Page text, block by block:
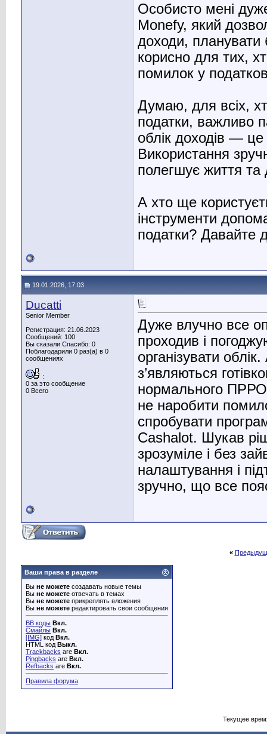
Особисто мені
Monefy, який
доходи, планувати
корисно для тих,
помилок у
Думаю, для всіх,
податки, важливо
облік доходів — це
Використання
полегшує життя та
А хто ще
інструменти
податки? Давайте
19.01.2026, 17:03
Ducatti
Senior Member
Регистрация: 21.06.2023
Сообщений: 100
Вы сказали Спасибо: 0
Поблагодарили 0 раз(а) в 0
сообщениях
:
0 за это сообщение
0 Всего
Дуже влучно все
проходив і
організувати
з’являються
нормального ПРРО
не наробити
спробувати
Cashalot. Шукав
зрозуміле і без
налаштування і
зручно, що все
«
Ваши права в разделе
Вы не можете создавать новые темы
Вы не можете отвечать в темах
Вы не можете прикреплять вложения
Вы не можете редактировать свои сообщения
BB коды Вкл.
Смайлы Вкл.
[IMG] код Вкл.
HTML код Выкл.
Trackbacks are Вкл.
Pingbacks are Вкл.
Refbacks are Вкл.
Правила форума
Текущее